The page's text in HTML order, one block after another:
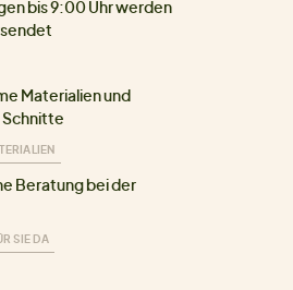
bis 9:00 Uhr werden
Materialien und
Beratung bei der
SIE DA